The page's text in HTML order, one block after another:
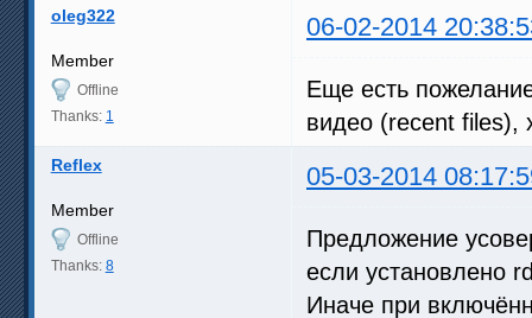
oleg322 06-02-2014
Member
Offline
Thanks: 1
Еще есть
видео (recent files),
Reflex 05-03-2014
Member
Offline
Thanks: 8
Предложение
если установлено
Иначе при